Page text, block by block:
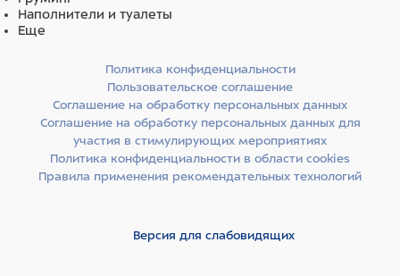
мг/табл. и празиквантела – 40 мг/табл.
В качестве вспомогательных веществ препарат
Коллидон 30 – 3,5%, Коллидон CL – 3,5%), кальция
стеарат, поливинилпирролидон 17, ароматизатор «Бекон».
Пинпрамиль® для кошек выпускают расфасованным по 4
таблетки в блистеры из пленки полиэтиленовой и
металлизированной фольги. Блистеры упаковывают
индивидуально в картонные коробки вместе с
Наполнители и туалеты
Еще
Политика конфиденциальности
Пользовательское соглашение
Соглашение на обработку персональных данных
Соглашение на обработку персональных данных для
участия в стимулирующих мероприятиях
Политика конфиденциальности в области cookies
Правила применения рекомендательных технологий
Версия для слабовидящих